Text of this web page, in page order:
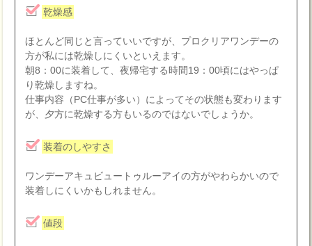
乾燥感
ほとんど同じと言っていいですが、プロクリアワンデーの
方が私には乾燥しにくいといえます。
朝8：00に装着して、夜帰宅する時間19：00頃にはやっぱ
り乾燥しますね。
仕事内容（PC仕事が多い）によってその状態も変わります
が、夕方に乾燥する方もいるのではないでしょうか。
装着のしやすさ
ワンデーアキュビュートゥルーアイの方がやわらかいので
装着しにくいかもしれません。
値段